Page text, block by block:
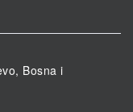
Bosna i